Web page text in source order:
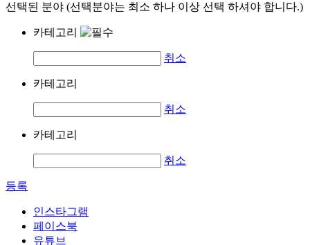
선택된 분야 (선택분야는 최소 하나 이상 선택 하셔야 합니다.)
카테고리
취소
카테고리
취소
카테고리
취소
등록
인스타그램
페이스북
유튜브